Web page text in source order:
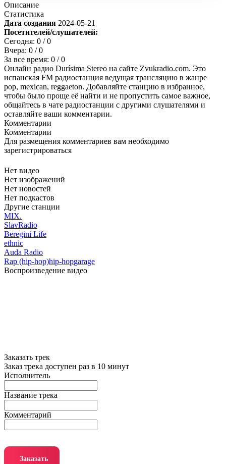
Описание
Статистика
Дата создания 2024-05-21
Посетителей/слушателей:
Сегодня: 0 / 0
Вчера: 0 / 0
За все время: 0 / 0
Онлайн радио Durísima Stereo на сайте Zvukradio.com. Это
испанская FM радиостанция ведущая трансляцию в жанре
pop, mexican, reggaeton. Добавляйте станцию в избранное,
чтобы было проще её найти и не пропустить самое важное,
общайтесь в чате радиостанции с другими слушателями и
оставляйте ваши комментарии.
Комментарии
Комментарии
Для размещения комментариев вам необходимо
зарегистрироваться
Нет видео
Нет изображений
Нет новостей
Нет подкастов
Другие станции
MIX.
SlavRadio
Beregini Life
ethnic
Auda Radio
Rap (hip-hop)hip-hopgarage
Воспроизведение видео
Заказать трек
Заказ трека доступен раз в 10 минут
Исполнитель
Название трека
Комментарий
Заказать